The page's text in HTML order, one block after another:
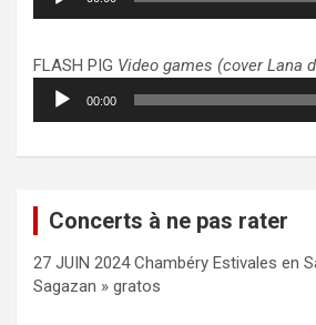
audio
FLASH PIG Video games (cover Lana
Lecteur
audio
00:00
Concerts à ne pas rater
27 JUIN 2024 Chambéry Estivales en
Sagazan » gratos